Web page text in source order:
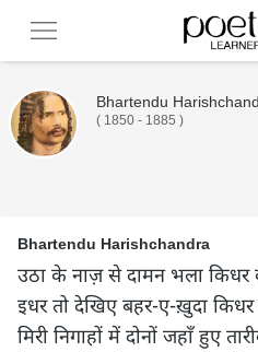
Bhartendu
( 1850 - 1885 )
Bhartendu Harishchandra
उठा के नाज़ से दामन भला
इधर तो देखिए बहर-ए-ख़ुदा
मिरी निगाहों में दोनों जहाँ हुए